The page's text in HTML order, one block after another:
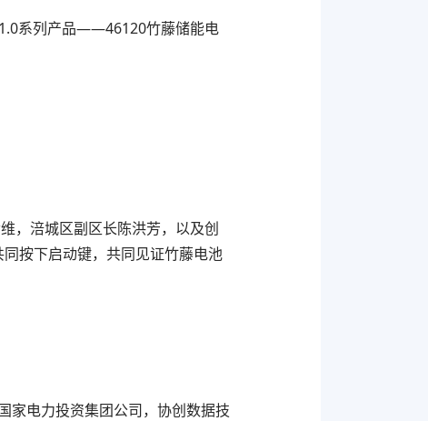
系列产品——46120竹藤储能电
，涪城区副区长陈洪芳，以及创
按下启动键，共同见证竹藤电池
家电力投资集团公司，协创数据技